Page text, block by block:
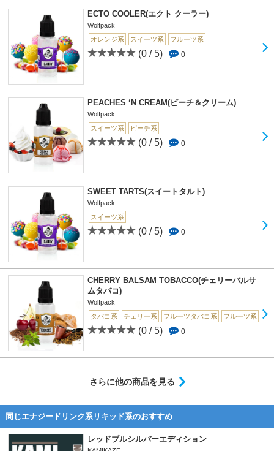
ECTO COOLER(エクト クーラー)
Wolfpack
オレンジ系
スイーツ系 フルーツ系
(0 / 5) 0
PEACHES ‘N CREAM(ピーチ＆クリーム)
Wolfpack
スイーツ系
ピーチ系
(0 / 5) 0
SWEET TARTS(スイートタルト)
Wolfpack
スイーツ系
(0 / 5) 0
CHERRY BALSAM TOBACCO(チェリーバルサ
ムタバコ)
Wolfpack
タバコ系
チェリー系 フルーツタバコ系 フルーツ系
(0 / 5) 0
さらに他の商品を見る
同じエナジードリンク系リキッド系のおすすめ
レッドブルシルバーエディション